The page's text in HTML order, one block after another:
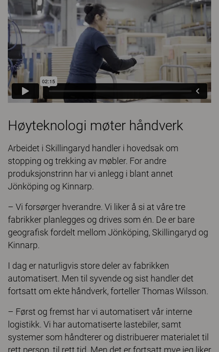
Høyteknologi møter håndverk
Arbeidet i Skillingaryd handler i hovedsak om
stopping og trekking av møbler. For andre
produksjonstrinn har vi anlegg i blant annet
Jönköping og Kinnarp.
– Vi forsørger hverandre. Vi liker å si at våre tre
fabrikker planlegges og drives som én. De er bare
geograﬁsk fordelt mellom Jönköping, Skillingaryd og
Kinnarp.
I dag er naturligvis store deler av fabrikken
automatisert. Men til syvende og sist handler det
fortsatt om ekte håndverk, forteller Thomas Wilsson.
– Først og fremst har vi automatisert vår interne
logistikk. Vi har automatiserte lastebiler, samt
systemer som håndterer og distribuerer materialet til
rett person, til rett tid. Men det er fortsatt mye jeg liker